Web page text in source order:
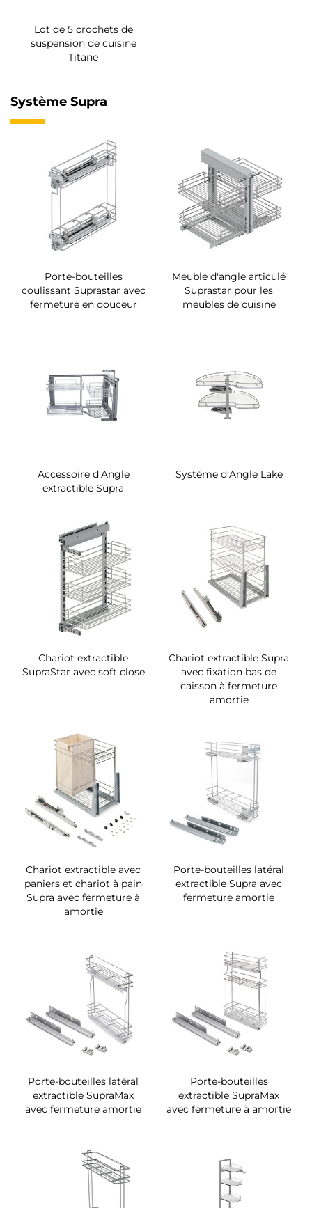
Lot de 5 crochets de
suspension de cuisine
Titane
Système Supra
Porte-bouteilles
coulissant Suprastar avec
fermeture en douceur
Meuble d'angle articulé
Suprastar pour les
meubles de cuisine
Accessoire d’Angle
extractible Supra
Systéme d’Angle Lake
Chariot extractible
SupraStar avec soft close
Chariot extractible Supra
avec fixation bas de
caisson à fermeture
amortie
Chariot extractible avec
paniers et chariot à pain
Supra avec fermeture à
amortie
Porte-bouteilles latéral
extractible Supra avec
fermeture amortie
Porte-bouteilles latéral
extractible SupraMax
avec fermeture amortie
Porte-bouteilles
extractible SupraMax
avec fermeture à amortie